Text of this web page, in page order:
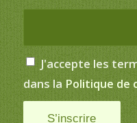
J'accepte les
dans la Politique de